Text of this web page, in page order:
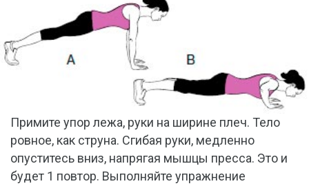
Примите упор лежа, руки на ширине плеч. Тело
ровное, как струна. Сгибая руки, медленно
опуститесь вниз, напрягая мышцы пресса. Это и
будет 1 повтор. Выполняйте упражнение